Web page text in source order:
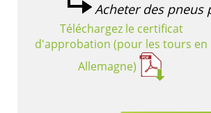
Acheter des pneus
Téléchargez le certificat
d'approbation (pour les tours en
Allemagne)